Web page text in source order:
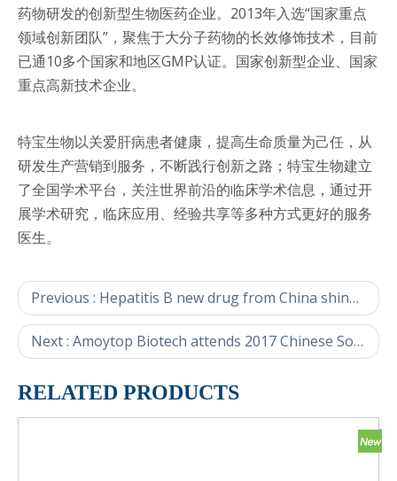
药物研发的创新型生物医药企业。2013年入选“国家重点
领域创新团队”，聚焦于大分子药物的长效修饰技术，目前
已通10多个国家和地区GMP认证。国家创新型企业、国家
重点高新技术企业。
特宝生物以关爱肝病患者健康，提高生命质量为己任，从
研发生产营销到服务，不断践行创新之路；特宝生物建立
了全国学术平台，关注世界前沿的临床学术信息，通过开
展学术研究，临床应用、经验共享等多种方式更好的服务
医生。
Previous : Hepatitis B new drug from China shines in the United States, "Chinese wisdom" brings new hope for hepatitis B cure.
Next : Amoytop Biotech attends 2017 Chinese Society of Clinical Oncology (CSCO) Annual Meeting, focusing on tumor immunotherapy
RELATED PRODUCTS